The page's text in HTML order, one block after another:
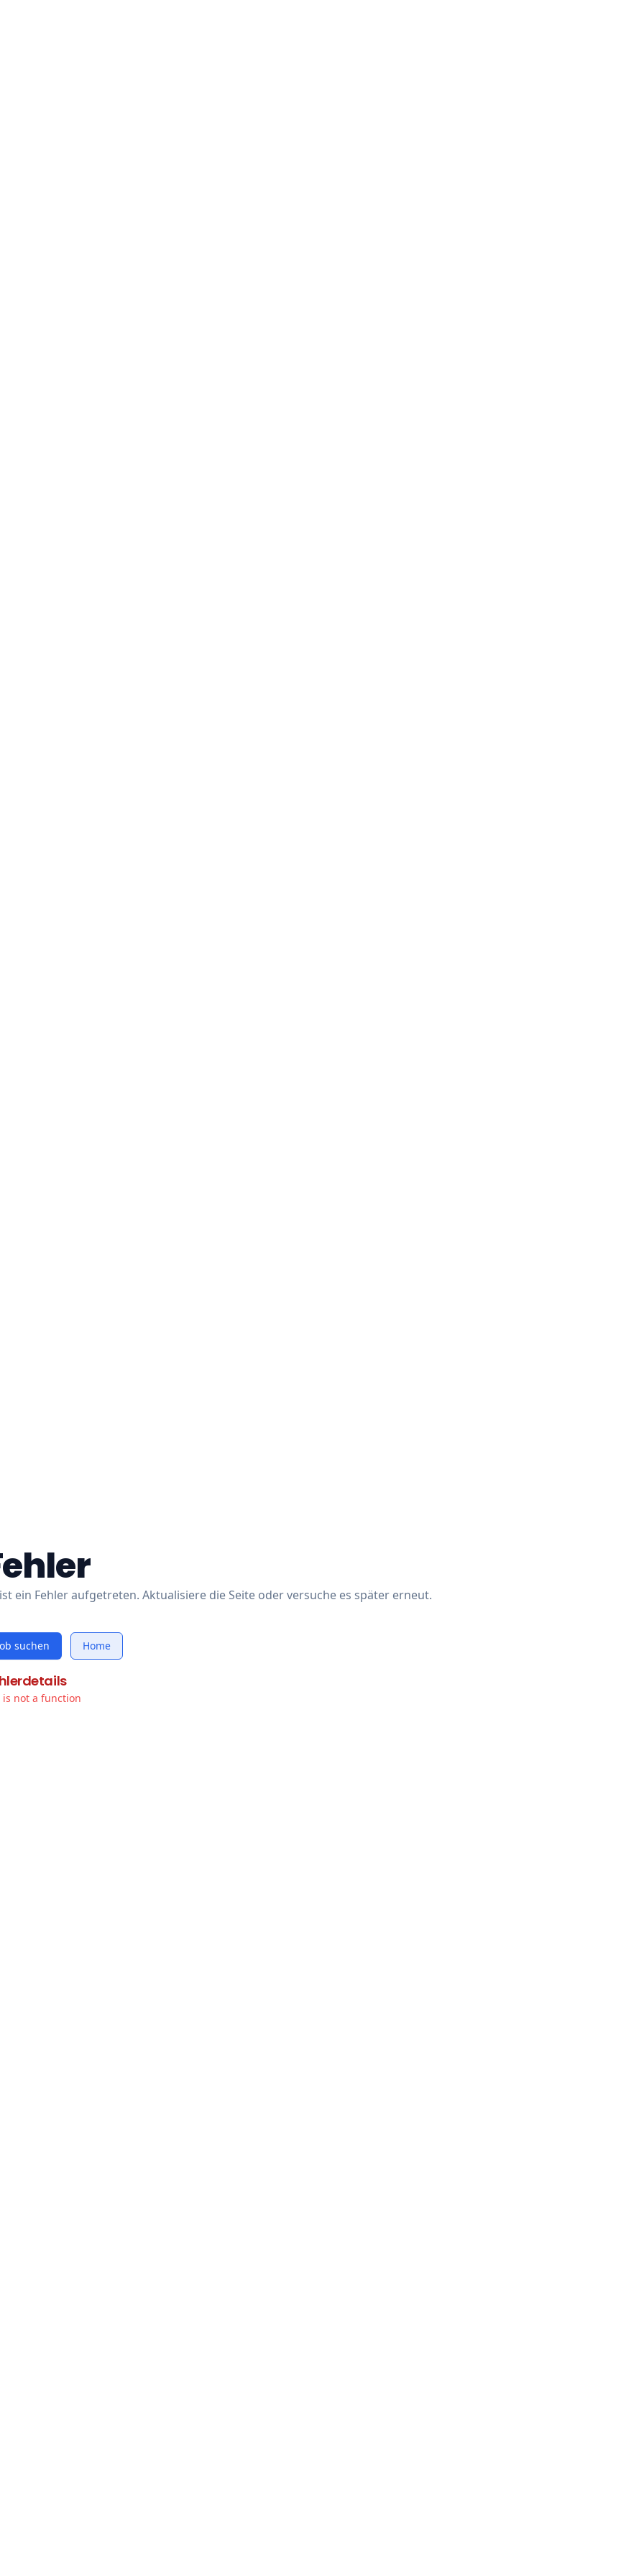
ein Fehler aufgetreten. Aktualisiere die Seite oder versuche es später erneut.
suchen Home
is not a function